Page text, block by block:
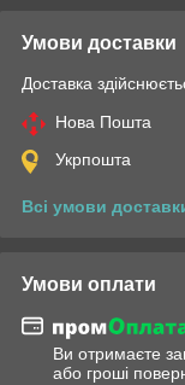
Умови доставки
Доставка
Нова Пошта
Укрпошта
Всі умови
Умови оплати
Ви отримаєте
або гроші